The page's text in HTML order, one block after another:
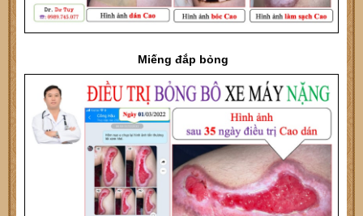
Miếng đắp bỏng